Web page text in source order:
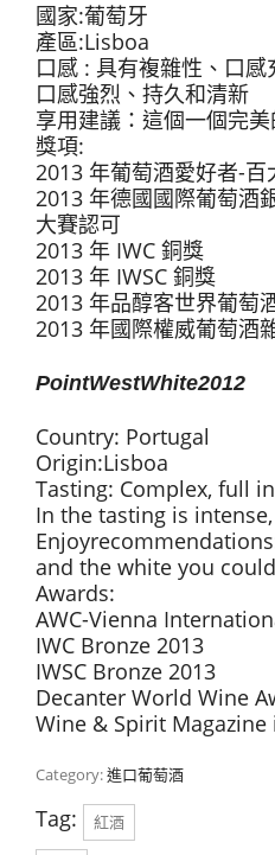
國家:葡萄牙
產區:Lisboa
口感 : 具有複雜性、口感
口感強烈、持久和清新
享用建議：這個一個完
獎項:
2013 年葡萄酒愛好者-
2013 年德國國際葡萄酒
大賽認可
2013 年 IWC 銅獎
2013 年 IWSC 銅獎
2013 年品醇客世界葡萄
2013 年國際權威葡萄酒
PointWestWhite2012
Country: Portugal
Origin:Lisboa
Tasting: Complex, full
In the tasting is
and the white you
Awards:
AWC-Vienna
IWC Bronze 2013
IWSC Bronze 2013
Decanter World Wine
Wine & Spirit
Category:進口葡萄酒
Tag: 紅酒